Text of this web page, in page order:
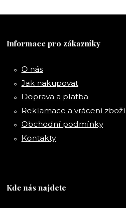
Informace pro zákazníky
O nás
Jak nakupovat
Doprava a platba
Reklamace a vrácení zboží
Obchodní podmínky
Kontakty
Kde nás najdete